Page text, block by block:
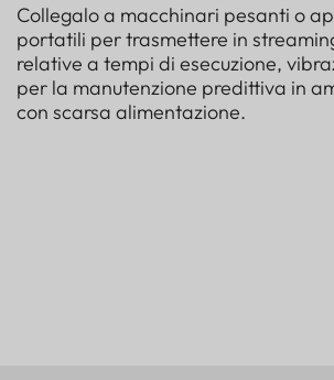
Collegalo a macchinari pesanti o
portatili per trasmettere in
relative a tempi di esecuzione,
per la manutenzione predittiva in
con scarsa alimentazione.